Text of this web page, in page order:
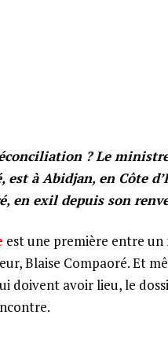
? Le
est à Abidjan, en Côte
en exil depuis son
est une première entre
Blaise Compaoré. Et
doivent avoir lieu, le